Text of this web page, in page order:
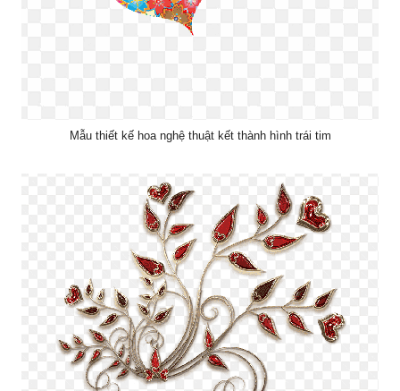
Mẫu thiết kế hoa nghệ thuật kết thành hình trái tim